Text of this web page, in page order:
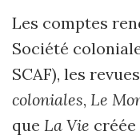
Les comptes
Société
SCAF), les
coloniales, Le
que La Vie